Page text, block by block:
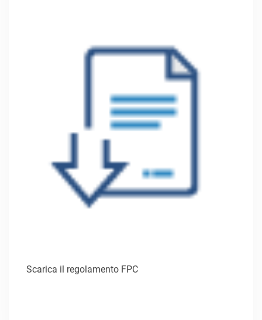
Scarica il regolamento FPC